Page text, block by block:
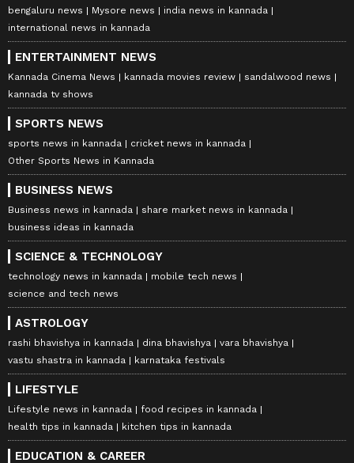
bengaluru news
Mysore news
india news in kannada
international news in kannada
ENTERTAINMENT NEWS
Kannada Cinema News kannada movies review
sandalwood news
kannada tv shows
SPORTS NEWS
sports news in kannada
cricket news in kannada
Other Sports News in Kannada
BUSINESS NEWS
Business news in kannada
share market news in kannada
business ideas in kannada
SCIENCE & TECHNOLOGY
technology news in kannada
mobile tech news
science and tech news
ASTROLOGY
rashi bhavishya in kannada dina bhavishya
vara bhavishya
vastu shastra in kannada
karnataka festivals
LIFESTYLE
Lifestyle news in kannada
food recipes in kannada
health tips in kannada
kitchen tips in kannada
EDUCATION & CAREER